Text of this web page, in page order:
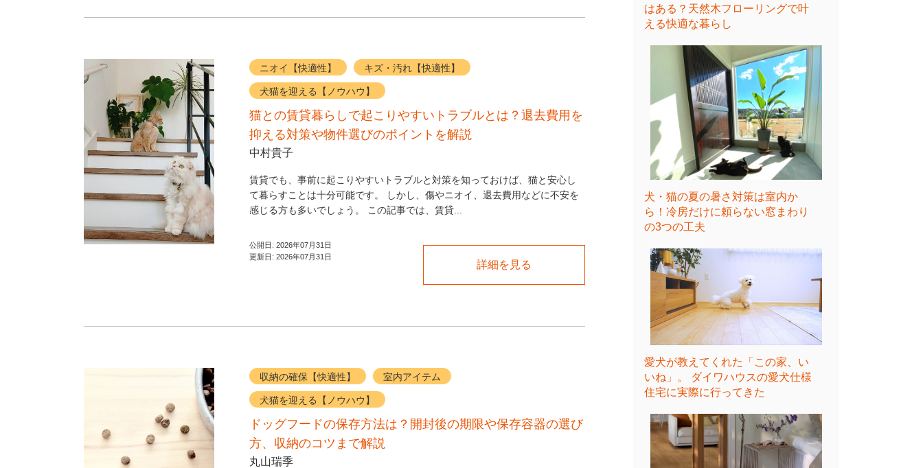
ニオイ【快適性】 キズ・汚れ【快適性】
犬猫を迎える【ノウハウ】
猫との賃貸暮らしで起こりやすいトラブルとは？退去費用を
抑える対策や物件選びのポイントを解説
中村貴子
賃貸でも、事前に起こりやすいトラブルと対策を知っておけば、猫と安心し
て暮らすことは十分可能です。 しかし、傷やニオイ、退去費用などに不安を
感じる方も多いでしょう。 この記事では、賃貸...
公開日: 2026年07月31日
更新日: 2026年07月31日
詳細を見る
収納の確保【快適性】 室内アイテム
犬猫を迎える【ノウハウ】
ドッグフードの保存方法は？開封後の期限や保存容器の選び
方、収納のコツまで解説
丸山瑞季
はある？天然木フローリングで叶
える快適な暮らし
犬・猫の夏の暑さ対策は室内か
ら！冷房だけに頼らない窓まわり
の3つの工夫
愛犬が教えてくれた「この家、い
いね」。 ダイワハウスの愛犬仕様
住宅に実際に行ってきた